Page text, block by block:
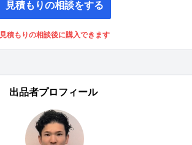
見積もりの相談をする
見積もりの相談後に購入できます
出品者プロフィール